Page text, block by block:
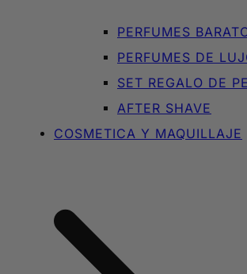
PERFUMES
PERFUMES DE
SET REGALO DE
AFTER SHAVE
COSMETICA Y MAQUILLAJE